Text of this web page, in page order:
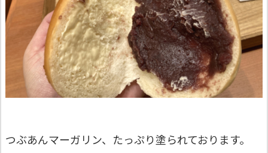
つぶあんマーガリン、たっぷり塗られております。